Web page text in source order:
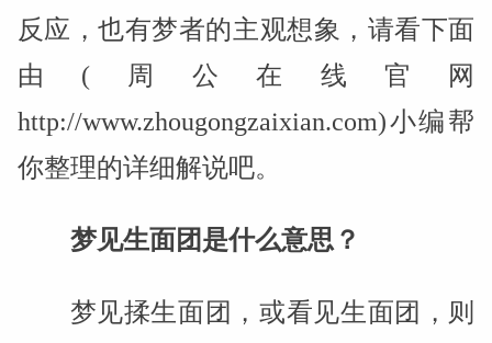
反应，也有梦者的主观想象，请看下面
由(周公在线官网
http://www.zhougongzaixian.com)小编帮
你整理的详细解说吧。
梦见生面团是什么意思？
梦见揉生面团，或看见生面团，则